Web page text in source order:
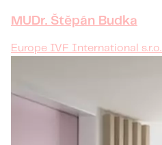
MUDr. Štěpán Budka
Europe IVF International s.r.o.